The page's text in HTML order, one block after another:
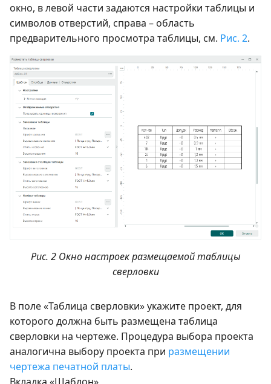
окно, в левой части задаются настройки таблицы и
символов отверстий, справа – область
предварительного просмотра таблицы, см. Рис. 2.
Рис. 2 Окно настроек размещаемой таблицы
сверловки
В поле «Таблица сверловки» укажите проект, для
которого должна быть размещена таблица
сверловки на чертеже. Процедура выбора проекта
аналогична выбору проекта при размещении
чертежа печатной платы.